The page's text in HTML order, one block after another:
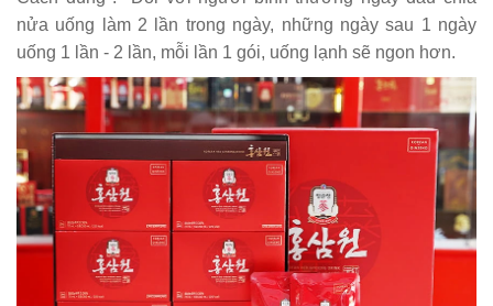
nửa uống làm 2 lần trong ngày, những ngày sau 1 ngày
uống 1 lần - 2 lần, mỗi lần 1 gói, uống lạnh sẽ ngon hơn.